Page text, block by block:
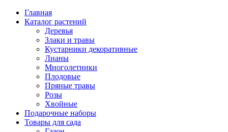
Главная
Каталог растений
Деревья
Злаки и травы
Кустарники декоративные
Лианы
Многолетники
Плодовые
Пряные травы
Розы
Хвойные
Подарочные наборы
Товары для сада